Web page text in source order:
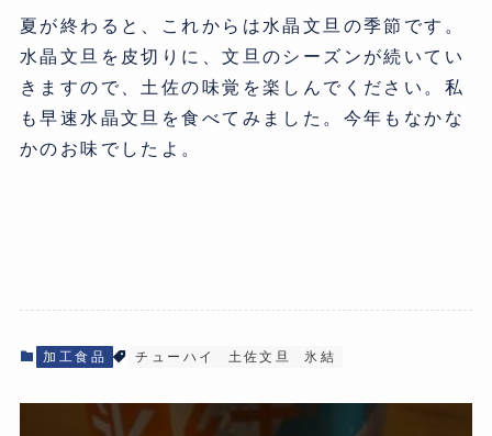
夏が終わると、これからは水晶文旦の季節です。
水晶文旦を皮切りに、文旦のシーズンが続いてい
きますので、土佐の味覚を楽しんでください。私
も早速水晶文旦を食べてみました。今年もなかな
かのお味でしたよ。
加工食品 チューハイ 土佐文旦 氷結